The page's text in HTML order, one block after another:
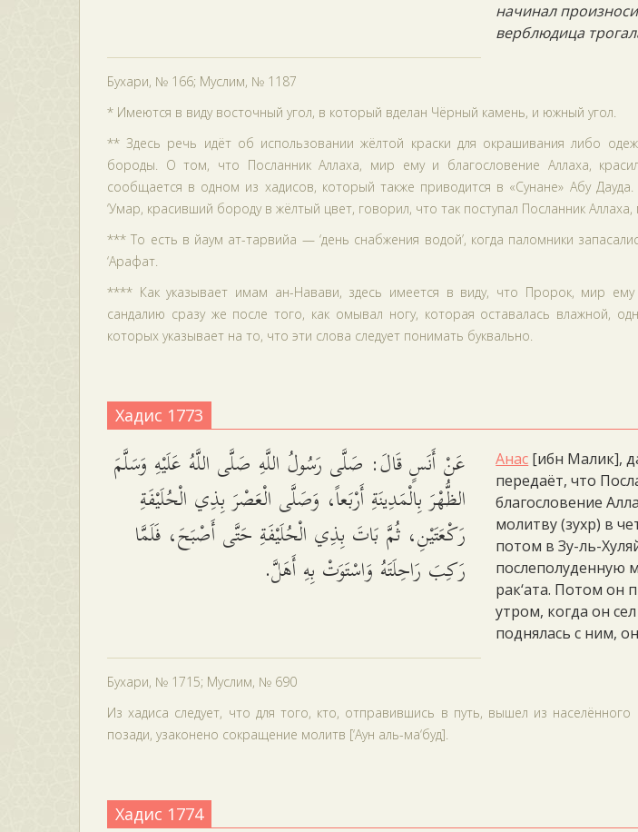
начинал
верблюдица
Бухари, № 166; Муслим, № 1187
* Имеются в виду восточный угол, в который вделан Чёрный камень, и южный угол.
** Здесь речь идёт об использовании жёлтой краски для окрашивания либо
бороды. О том, что Посланник Аллаха, мир ему и благословение Аллаха,
сообщается в одном из хадисов, который также приводится в «Сунане» Абу Дауда.
‘Умар, красивший бороду в жёлтый цвет, говорил, что так поступал Посланник
*** То есть в йаум ат-тарвийа — ‘день снабжения водой’, когда паломники
‘Арафат.
**** Как указывает имам ан-Навави, здесь имеется в виду, что Пророк, мир ему
сандалию сразу же после того, как омывал ногу, которая оставалась влажной,
которых указывает на то, что эти слова следует понимать буквально.
Хадис 1773
عَنْ أَنَسٍ قَالَ: صَلَّى رَسُولُ اللَّهِ صَلَّى اللَّهُ عَلَيْهِ وَسَلَّمَ
الظُّهْرَ بِالْمَدِينَةِ أَرْبَعاً، وَصَلَّى الْعَصْرَ بِذِي الْحُلَيْفَةِ
رَكْعَتَيْنِ، ثُمَّ بَاتَ بِذِي الْحُلَيْفَةِ حَتَّى أَصْبَحَ، فَلَمَّا
رَكِبَ رَاحِلَتَهُ وَاسْتَوَتْ بِهِ أَهَلَّ.
Анас [ибн Малик],
передаёт, что
благословение
молитву (зухр) в
потом в Зу-ль-
послеполуденную
рак‘ата. Потом он
утром, когда он
поднялась с ним,
Бухари, № 1715; Муслим, № 690
Из хадиса следует, что для того, кто, отправившись в путь, вышел из населённого
позади, узаконено сокращение молитв [‘Аун аль-ма‘буд].
Хадис 1774